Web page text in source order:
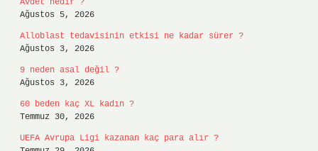
Avdet nedir ?
Ağustos 5, 2026
Alloblast tedavisinin etkisi ne kadar sürer ?
Ağustos 3, 2026
9 neden asal değil ?
Ağustos 3, 2026
60 beden kaç XL kadın ?
Temmuz 30, 2026
UEFA Avrupa Ligi kazanan kaç para alır ?